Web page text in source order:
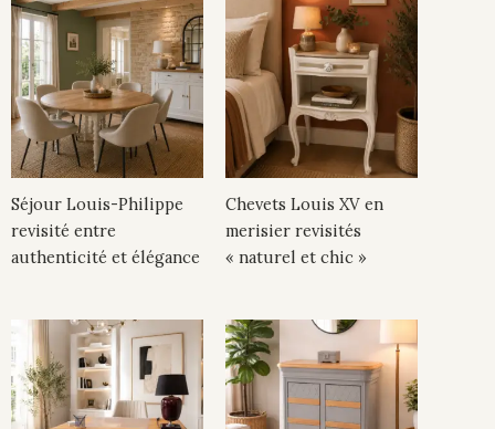
Séjour Louis-Philippe
revisité entre
authenticité et élégance
Chevets Louis XV en
merisier revisités
« naturel et chic »